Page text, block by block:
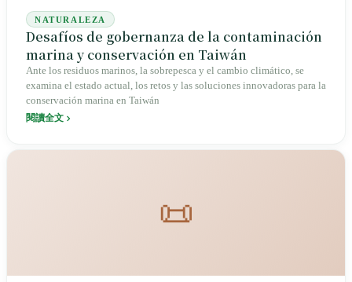
NATURALEZA
Desafíos de gobernanza de la contaminación
marina y conservación en Taiwán
Ante los residuos marinos, la sobrepesca y el cambio climático, se
examina el estado actual, los retos y las soluciones innovadoras para la
conservación marina en Taiwán
閱讀全文
📜